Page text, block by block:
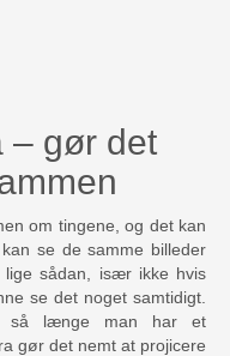
– gør det
om tingene, og det kan
se de samme billeder
lige sådan, især ikke hvis
se det noget samtidigt.
så længe man har et
gør det nemt at projicere